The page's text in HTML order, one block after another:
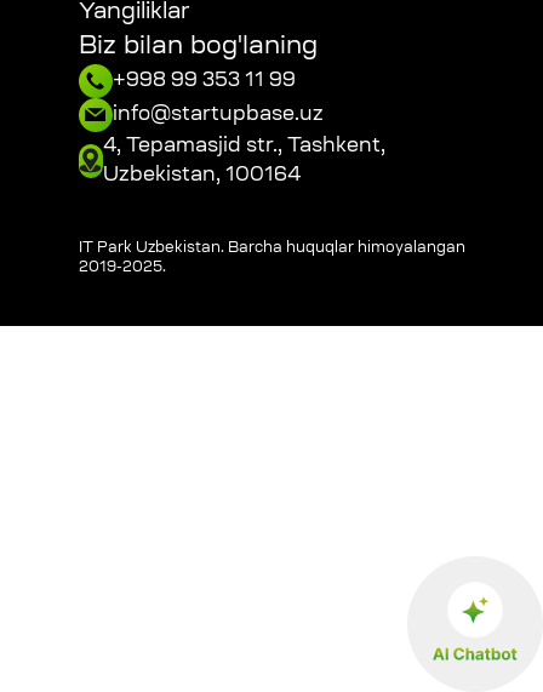
Yangiliklar
Biz bilan bog'laning
+998 99 353 11 99
info@startupbase.uz
4, Tepamasjid str., Tashkent,
Uzbekistan, 100164
IT Park Uzbekistan. Barcha huquqlar himoyalangan
2019-2025.